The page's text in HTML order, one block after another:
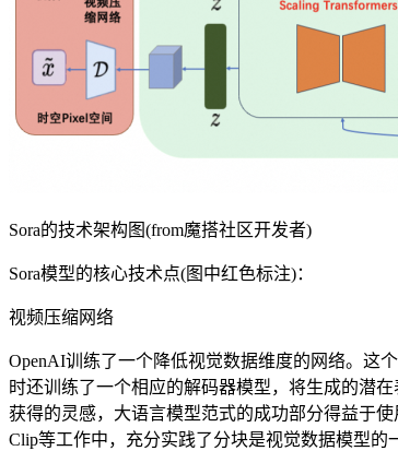
Sora的技术架构图(from魔搭社区开发者)
Sora模型的核心技术点(图中红色标注)：
视频压缩网络
OpenAI训练了一个降低视觉数据维度的网络。这
时还训练了一个相应的解码器模型，将生成的潜在
获得的灵感，大语言模型范式的成功部分得益于
Clip等工作中，充分实践了分块是视觉数据模型的